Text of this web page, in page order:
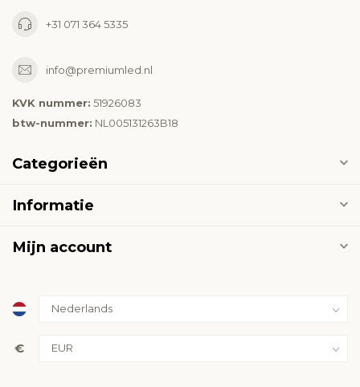
+31 071 364 5335
info@premiumled.nl
KVK nummer: 51926083
btw-nummer: NL005131263B18
Categorieën
Informatie
Mijn account
€